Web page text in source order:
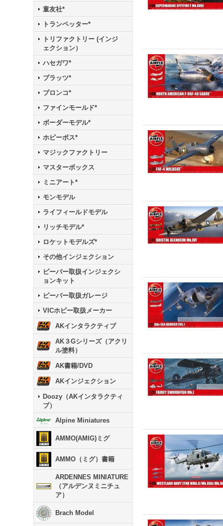
童友社*
トランペッター*
トリファクトリー (インジ
ェクション）
ハセガワ*
プラッツ*
ブロンコ*
ファインモールド*
ボーダーモデル*
ホビーボス*
マジックファクトリー
マスターボックス
ミニアート*
モンモデル
ライフィールドモデル
リッチモデル*
ロケットモデルズ*
その他インジェクション
ビーバー取扱インジェクシ
ョンキット
ビーバー取扱ガレージ
VICホビー取扱メーカー
AKインタラクティブ
AK３Gシリーズ（アクリ
ル塗料）
AK書籍/DVD
AKインジェクション
Doozy（AKインタラクティ
ブ）
Alpine Miniatures
AMMO(AMIG)ミグ
AMMO（ミグ）書籍
ARDENNES MINIATURE
（アルデンヌミニチュ
ア）
Brach Model